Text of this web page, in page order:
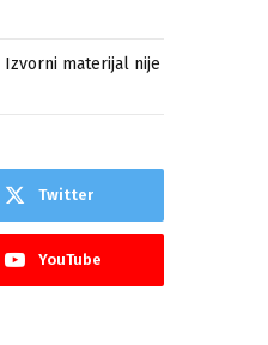
Izvorni materijal nije
Twitter
YouTube